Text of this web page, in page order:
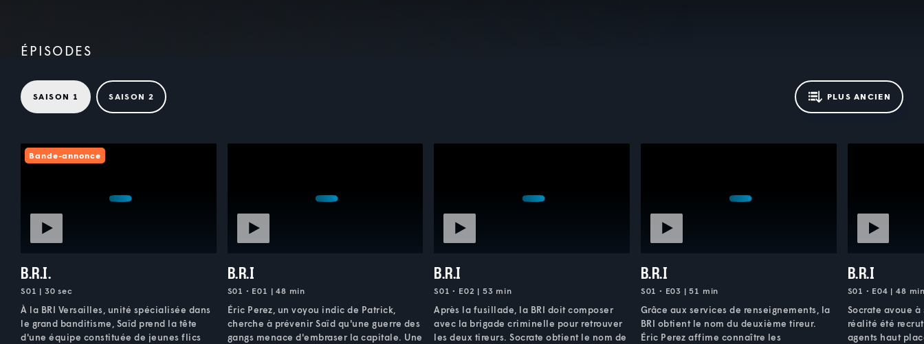
ÉPISODES
SAISON 1 SAISON 2 PLUS ANCIEN
Bande-annonce
B.R.I.
S01 | 30 sec
À la BRI Versailles, unité spécialisée dans
le grand banditisme, Saïd prend la tête
d'une équipe constituée de jeunes flics
B.R.I
S01 • E01 | 48 min
Éric Perez, un voyou indic de Patrick,
cherche à prévenir Saïd qu'une guerre des
gangs menace d'embraser la capitale. Une
B.R.I
S01 • E02 | 53 min
Après la fusillade, la BRI doit composer
avec la brigade criminelle pour retrouver
les deux tireurs. Socrate obtient le nom de
B.R.I
S01 • E03 | 51 min
Grâce aux services de renseignements, la
BRI obtient le nom du deuxième tireur.
Éric Perez affime connaître les
B.R.I
S01 • E04 | 48
Socrate avoue
réalité été
agents haut